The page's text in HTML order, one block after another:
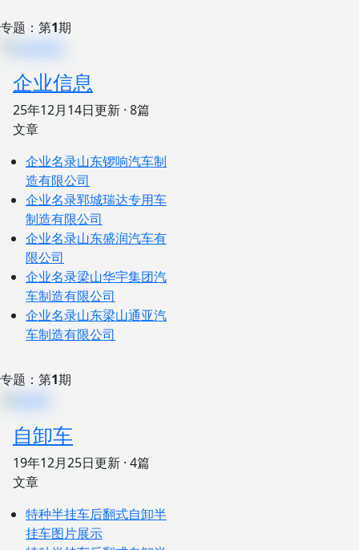
专题：第1期
企业信息
25年12月14日更新 · 8篇
文章
企业名录山东锣响汽车制
造有限公司
企业名录郓城瑞达专用车
制造有限公司
企业名录山东盛润汽车有
限公司
企业名录梁山华宇集团汽
车制造有限公司
企业名录山东梁山通亚汽
车制造有限公司
专题：第1期
自卸车
19年12月25日更新 · 4篇
文章
特种半挂车后翻式自卸半
挂车图片展示